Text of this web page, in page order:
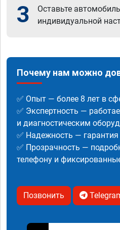
3
Оставьте
индивидуальной
Почему нам можно
✅ Опыт — более 8 лет в
✅ Экспертность —
и диагностическим
✅ Надежность —
✅ Прозрачность —
телефону и
Позвонить